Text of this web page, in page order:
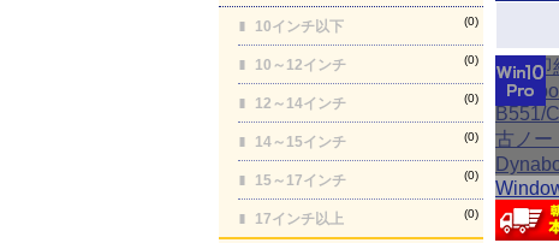
10インチ以下 (0)
10～12インチ (0)
12～14インチ (0)
14～15インチ (0)
15～17インチ (0)
17インチ以上 (0)